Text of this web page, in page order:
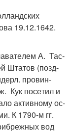
19.12.1642.
А. Тас­
Шта­тов (позд­
про­вин­
Кук по­се­тил и
ак­тив­но­му ос­
К 1790-м гг.
вод